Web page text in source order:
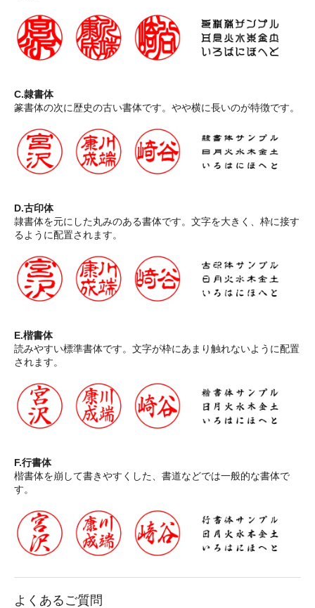
C.隷書体
篆書体の次に歴史の古い書体です。やや横に長いのが特徴です。
D.古印体
隷書体を元にした丸みのある書体です。文字を大きく、枠に接す
るように配置されます。
E.楷書体
読みやすい標準書体です。文字が枠にあまり触れないように配置
されます。
F.行書体
楷書体を崩して書きやすくした、書道などでは一般的な書体で
す。
よくあるご質問